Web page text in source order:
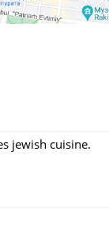
jewish cuisine.